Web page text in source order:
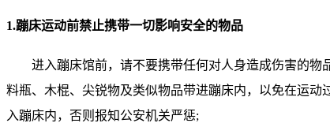
1.蹦床运动前禁止携带一切影响安全的物品
进入蹦床馆前，请不要携带任何对人身造成伤害的
料瓶、木棍、尖锐物及类似物品带进蹦床内，以免在运
入蹦床内，否则报知公安机关严惩;